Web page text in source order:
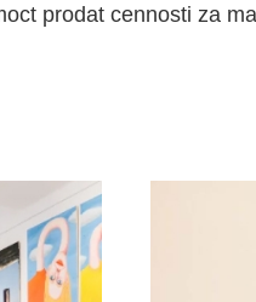
prodat cennosti za